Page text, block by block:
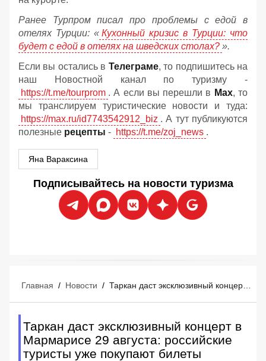
Ранее Турпром писал про проблемы с едой в
отелях Турции: « Кухонный кризис в Турции: что
будет с едой в отелях на шведских столах? ».
Если вы остались в Телеграме, то подпишитесь на
наш Новостной канал по туризму -
https://t.me/tourprom . А если вы перешли в Мах, то
мы транслируем туристические новости и туда:
https://max.ru/id7743542912_biz . А тут публикуются
полезные рецепты - https://t.me/zoj_news .
Яна Вараксина
Подписывайтесь на новости туризма
Главная / Новости /
Таркан даст эксклюзивный концерт в
Мармарисе 29 августа: российские
туристы уже покупают билеты